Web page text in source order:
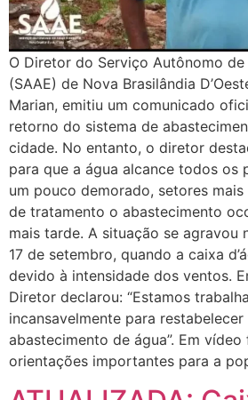
O Diretor do Serviço Autônomo
(SAAE) de Nova Brasilândia
Marian, emitiu um comunicado
retorno do sistema de
cidade. No entanto, o diretor
para que a água alcance todos os
um pouco demorado, setores
de tratamento o abastecimento
mais tarde. A situação se agravou
17 de setembro, quando a caixa
devido à intensidade dos ventos.
Diretor declarou: “Estamos
incansavelmente para
abastecimento de água”. Em
orientações importantes para a